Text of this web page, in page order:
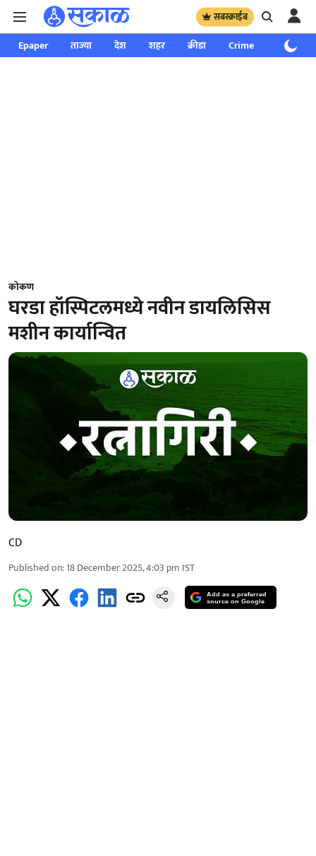
सबस्क्राईब
Epaper ताज्या देश शहर क्रीडा Crime साप्ताहिक
कोकण
घरडा हॉस्पिटलमध्ये नवीन डायलिसिस
मशीन कार्यान्वित
CD
Published on:18 December 2025, 4:03 pm IST
Add as a preferred
source on Google